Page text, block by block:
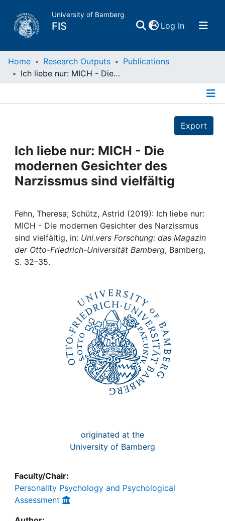
University of Bamberg
FIS Log In(current)
Home
Projects
People
Awards
My FIS
Home Research Outputs
Publications
Ich liebe nur: MICH - Die modernen Gesichter des Narzissmus sind vielfältig
Export
Ich liebe nur: MICH - Die
modernen Gesichter des
Narzissmus sind vielfältig
Fehn, Theresa; Schütz, Astrid (2019): Ich liebe nur:
MICH - Die modernen Gesichter des Narzissmus
sind vielfältig, in: Uni.vers Forschung: das Magazin
der Otto-Friedrich-Universität Bamberg, Bamberg,
S. 32–35.
originated at the
University of Bamberg
Faculty/Chair:
Personality Psychology and Psychological
Assessment